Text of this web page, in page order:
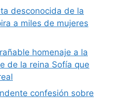
desconocida de la
a miles de mujeres
homenaje a la
de la reina Sofía que
confesión sobre